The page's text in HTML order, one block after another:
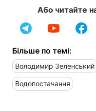
Або читайте
Більше по темі:
Володимир Зеленський
Водопостачання